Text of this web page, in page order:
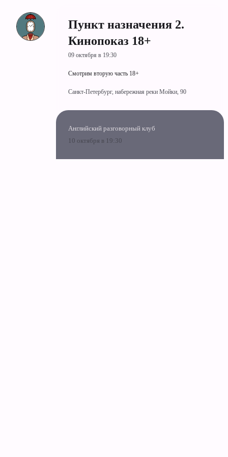
Пункт назначения 2.
Кинопоказ 18+
09 октября в 19:30
Смотрим вторую часть 18+
Санкт-Петербург, набережная реки Мойки, 90
Английский разговорный клуб
10 октября в 19:30